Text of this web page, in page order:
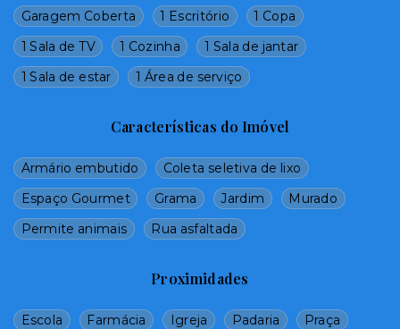
Garagem Coberta
1 Escritório
1 Copa
1 Sala de TV
1 Cozinha
1 Sala de jantar
1 Sala de estar
1 Área de serviço
Características do Imóvel
Armário embutido
Coleta seletiva de lixo
Espaço Gourmet
Grama Jardim
Murado
Permite animais
Rua asfaltada
Proximidades
Escola Farmácia Igreja Padaria
Praça